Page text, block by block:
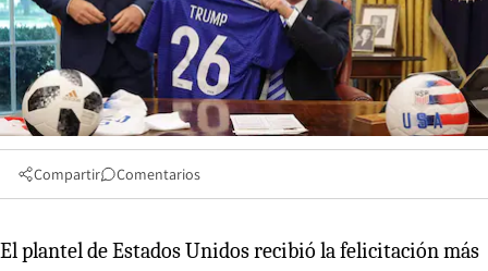
Compartir Comentarios
El plantel de Estados Unidos recibió la felicitación más